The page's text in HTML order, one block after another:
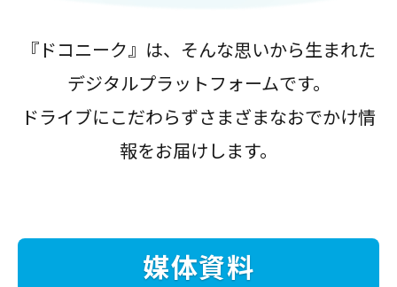
『ドコニーク』は、そんな思いから生まれた
デジタルプラットフォームです。
ドライブにこだわらずさまざまなおでかけ情
報をお届けします。
媒体資料